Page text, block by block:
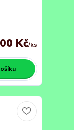
Kč/ks